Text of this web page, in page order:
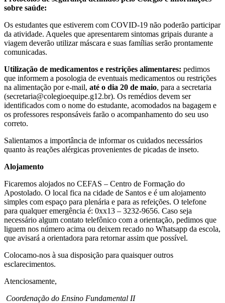
sobre saúde:
Os estudantes que estiverem com COVID-19 não poderão participar
da atividade. Aqueles que apresentarem sintomas gripais durante a
viagem deverão utilizar máscara e suas famílias serão prontamente
comunicadas.
Utilização de medicamentos e restrições alimentares: pedimos
que informem a posologia de eventuais medicamentos ou restrições
na alimentação por e-mail, até o dia 20 de maio, para a secretaria
(secretaria@colegioequipe.g12.br). Os remédios devem ser
identificados com o nome do estudante, acomodados na bagagem e
os professores responsáveis farão o acompanhamento do seu uso
correto.
Salientamos a importância de informar os cuidados necessários
quanto às reações alérgicas provenientes de picadas de inseto.
Alojamento
Ficaremos alojados no CEFAS – Centro de Formação do
Apostolado. O local fica na cidade de Santos e é um alojamento
simples com espaço para plenária e para as refeições. O telefone
para qualquer emergência é: 0xx13 – 3232-9656. Caso seja
necessário algum contato telefônico com a orientação, pedimos que
liguem nos número acima ou deixem recado no Whatsapp da escola,
que avisará a orientadora para retornar assim que possível.
Colocamo-nos à sua disposição para quaisquer outros
esclarecimentos.
Atenciosamente,
Coordenação do Ensino Fundamental II